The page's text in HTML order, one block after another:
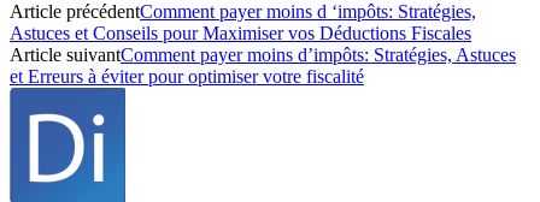
Article précédentComment payer moins d ‘impôts: Stratégies,
Astuces et Conseils pour Maximiser vos Déductions Fiscales
Article suivantComment payer moins d’impôts: Stratégies, Astuces
et Erreurs à éviter pour optimiser votre fiscalité